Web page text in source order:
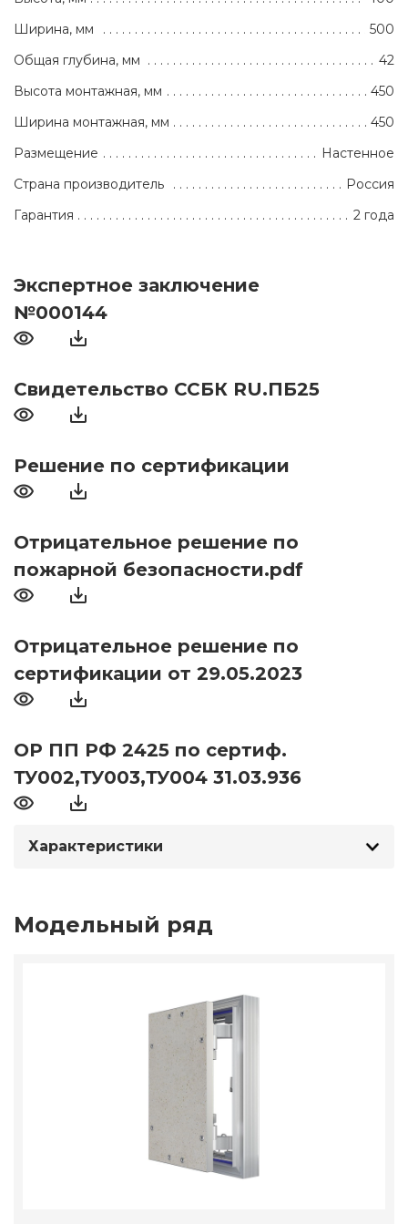
Ширина, мм
500
Общая глубина, мм
42
Высота монтажная, мм
450
Ширина монтажная, мм
450
Размещение
Настенное
Страна производитель
Россия
Гарантия
2 года
Экспертное заключение
№000144
Свидетельство ССБК RU.ПБ25
Решение по сертификации
Отрицательное решение по
пожарной безопасности.pdf
Отрицательное решение по
сертификации от 29.05.2023
ОР ПП РФ 2425 по сертиф.
ТУ002,ТУ003,ТУ004 31.03.936
Характеристики
Модельный ряд